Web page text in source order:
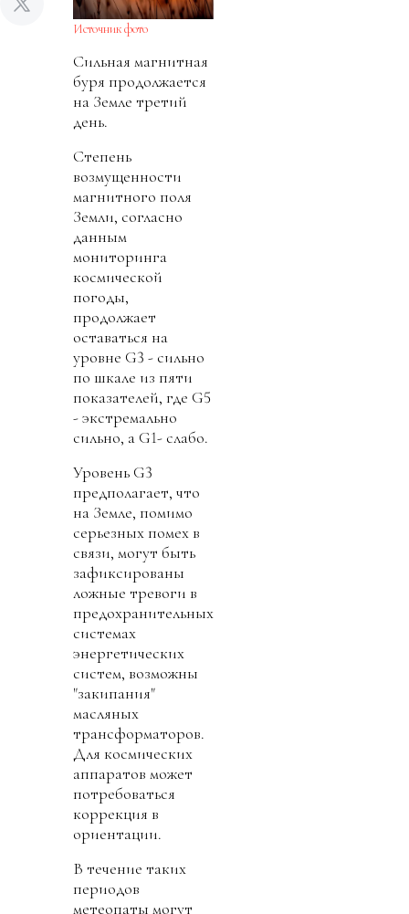
Источник фото
Сильная магнитная
буря продолжается
на Земле третий
день.
Степень
возмущенности
магнитного поля
Земли, согласно
данным
мониторинга
космической
погоды,
продолжает
оставаться на
уровне G3 - сильно
по шкале из пяти
показателей, где G5
- экстремально
сильно, а G1- слабо.
Уровень G3
предполагает, что
на Земле, помимо
серьезных помех в
связи, могут быть
зафиксированы
ложные тревоги в
предохранительных
системах
энергетических
систем, возможны
"закипания"
масляных
трансформаторов.
Для космических
аппаратов может
потребоваться
коррекция в
ориентации.
В течение таких
периодов
метеопаты могут